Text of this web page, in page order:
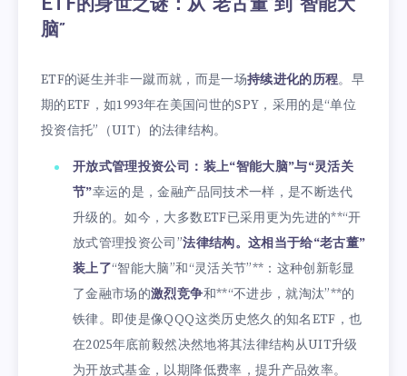
ETF的身世之谜：从“老古董”到“智能大
脑”
ETF的诞生并非一蹴而就，而是一场持续进化的历程。早
期的ETF，如1993年在美国问世的SPY，采用的是“单位
投资信托”（UIT）的法律结构。
开放式管理投资公司：装上“智能大脑”与“灵活关
节”幸运的是，金融产品同技术一样，是不断迭代
升级的。如今，大多数ETF已采用更为先进的**“开
放式管理投资公司”法律结构。这相当于给“老古董”
装上了“智能大脑”和“灵活关节”**：这种创新彰显
了金融市场的激烈竞争和**“不进步，就淘汰”**的
铁律。即使是像QQQ这类历史悠久的知名ETF，也
在2025年底前毅然决然地将其法律结构从UIT升级
为开放式基金，以期降低费率，提升产品效率。